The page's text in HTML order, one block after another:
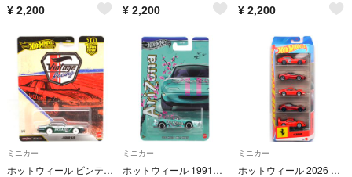
¥ 2,200 ¥ 2,200 ¥ 2,200
ミニカー
ホットウィール ビンテージ・レーシング - ジャガー XJS
ミニカー
ホットウィール 1991 マツダ MX-5 ミアタ
ミニカー
ホットウィール 2026 フェラーリ 5パック